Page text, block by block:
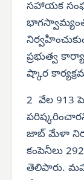
సహాయక
ప్రభుత్వ
ష్కార
2 వేల 913
జాబ్ మేళా
కంపెనీలు
తెలిపారు.